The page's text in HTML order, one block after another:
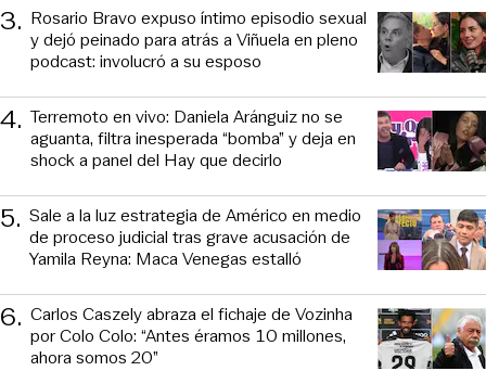
3. Rosario Bravo expuso íntimo episodio sexual
y dejó peinado para atrás a Viñuela en pleno
podcast: involucró a su esposo
4. Terremoto en vivo: Daniela Aránguiz no se
aguanta, filtra inesperada “bomba” y deja en
shock a panel del Hay que decirlo
5. Sale a la luz estrategia de Américo en medio
de proceso judicial tras grave acusación de
Yamila Reyna: Maca Venegas estalló
6. Carlos Caszely abraza el fichaje de Vozinha
por Colo Colo: “Antes éramos 10 millones,
ahora somos 20”